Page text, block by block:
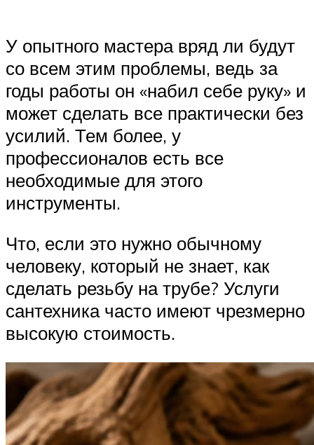
У опытного мастера вряд ли будут
со всем этим проблемы, ведь за
годы работы он «набил себе руку» и
может сделать все практически без
усилий. Тем более, у
профессионалов есть все
необходимые для этого
инструменты.
Что, если это нужно обычному
человеку, который не знает, как
сделать резьбу на трубе? Услуги
сантехника часто имеют чрезмерно
высокую стоимость.